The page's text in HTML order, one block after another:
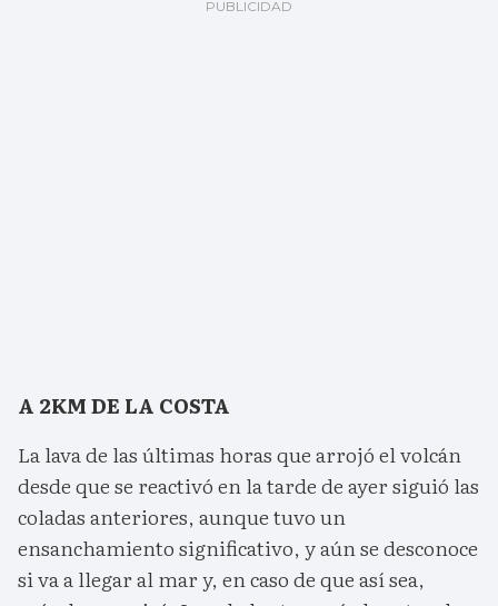
A 2KM DE LA COSTA
La lava de las últimas horas que arrojó el volcán
desde que se reactivó en la tarde de ayer siguió las
coladas anteriores, aunque tuvo un
ensanchamiento significativo, y aún se desconoce
si va a llegar al mar y, en caso de que así sea,